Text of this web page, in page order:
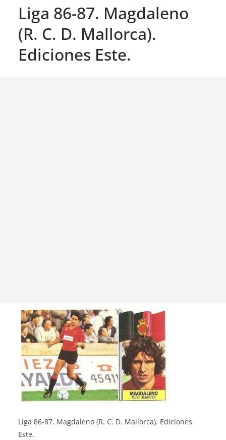
Liga 86-87. Magdaleno
(R. C. D. Mallorca).
Ediciones Este.
Liga 86-87. Magdaleno (R. C. D. Mallorca). Ediciones
Este.